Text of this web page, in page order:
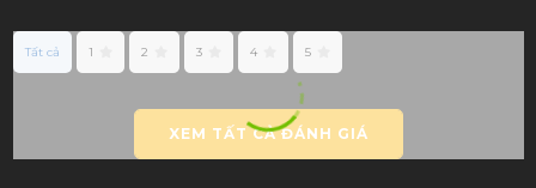
Tất cả 1 2 3 4 5
XEM TẤT CẢ ĐÁNH GIÁ